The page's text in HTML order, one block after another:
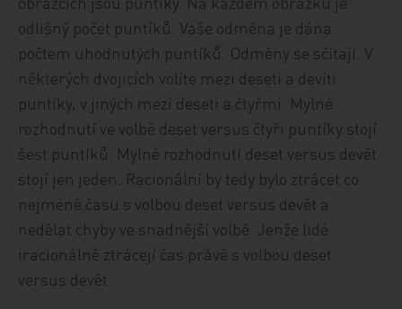
odlišný počet puntíků. Vaše odměna je dána
počtem uhodnutých puntíků. Odměny se sčítají. V
některých dvojicích volíte mezi deseti a devíti
puntíky, v jiných mezi deseti a čtyřmi. Mylné
rozhodnutí ve volbě deset versus čtyři puntíky stojí
šest puntíků. Mylné rozhodnutí deset versus devět
stojí jen jeden. Racionální by tedy bylo ztrácet co
nejméně času s volbou deset versus devět a
nedělat chyby ve snadnější volbě. Jenže lidé
iracionálně ztrácejí čas právě s volbou deset
versus devět.